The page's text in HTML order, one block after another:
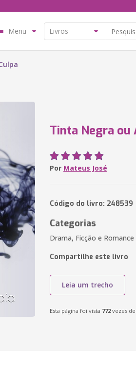
Menu
Tinta Negra ou
Por Mateus José
Código do livro: 248539
Categorias
Drama, Ficção e Romance
Compartilhe este livro
Leia um trecho
Esta página foi vista 772vezes